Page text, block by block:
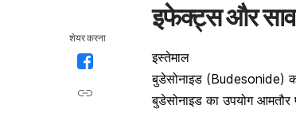
शेयर करना
इफेक्ट्स और
इस्तेमाल
बुडेसोनाइड (Budesonide)
बुडेसोनाइड का उपयोग